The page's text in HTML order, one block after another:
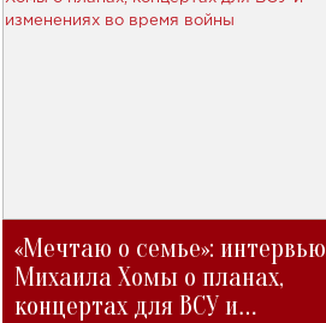
«Мечтаю о семье»: интервью
Михаила Хомы о планах,
концертах для ВСУ и